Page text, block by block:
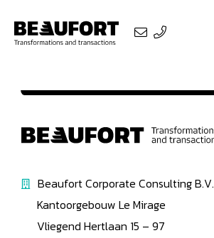
Beaufort Corporate Consulting B.V.
Kantoorgebouw Le Mirage
Vliegend Hertlaan 15 – 97